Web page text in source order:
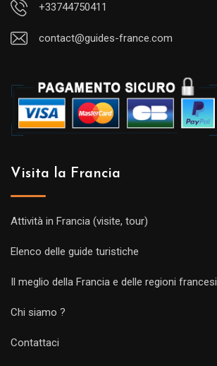
+33744750411
contact@guides-france.com
Visita la Francia
Attività in Francia (visite, tour)
Elenco delle guide turistiche
Il meglio della Francia e delle regioni francesi
Chi siamo ?
Contattaci